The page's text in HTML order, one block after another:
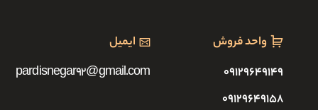
واحد فروش
۰۹۱۲۹۶۴۹۱۴۹
۰۹۱۲۹۶۴۹۱۵۸
ایمیل
pardisnegar92@gmail.com